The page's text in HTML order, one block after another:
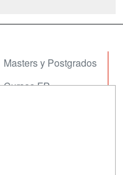
Masters y Postgrados
Cursos FP